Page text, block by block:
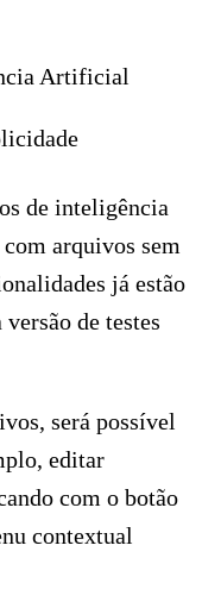
Artificial
de inteligência
arquivos sem
já estão
de testes
será possível
editar
com o botão
contextual